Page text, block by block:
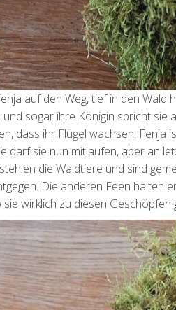
auf den Weg, tief in den
sogar ihre Königin spricht sie
dass ihr Flügel wachsen.
darf sie nun mitlaufen, aber an
die Waldtiere und sind
Die anderen Feen halten
sie wirklich zu diesen